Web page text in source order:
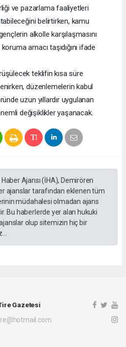
ve pazarlama faaliyetleri
belirtirken, kamu
alkolle karşılaşmasını
amacı taşıdığını ifade
teklifin kısa süre
düzenlemelerin kabul
uzun yıllardır uygulanan
değişiklikler yaşanacak.
Ajansı (İHA), Demirören
ajanslar tarafından eklenen tüm
müdahalesi olmadan ajans
Bu haberlerde yer alan hukuki
olup sitemizin hiç bir
Gazetesi